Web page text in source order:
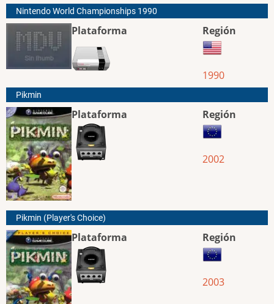
Nintendo World Championships 1990
Plataforma Región
1990
Pikmin
Plataforma Región
2002
Pikmin (Player's Choice)
Plataforma Región
2003